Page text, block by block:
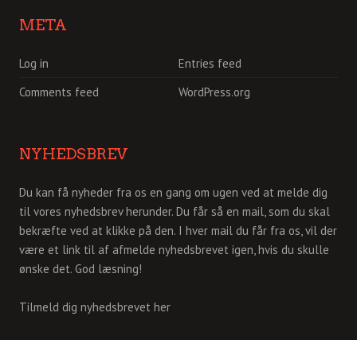
META
Log in
Entries feed
Comments feed
WordPress.org
NYHEDSBREV
Du kan få nyheder fra os en gang om ugen ved at melde dig
til vores nyhedsbrev herunder. Du får så en mail, som du skal
bekræfte ved at klikke på den. I hver mail du får fra os, vil der
være et link til af afmelde nyhedsbrevet igen, hvis du skulle
ønske det. God læsning!
Tilmeld dig nyhedsbrevet her